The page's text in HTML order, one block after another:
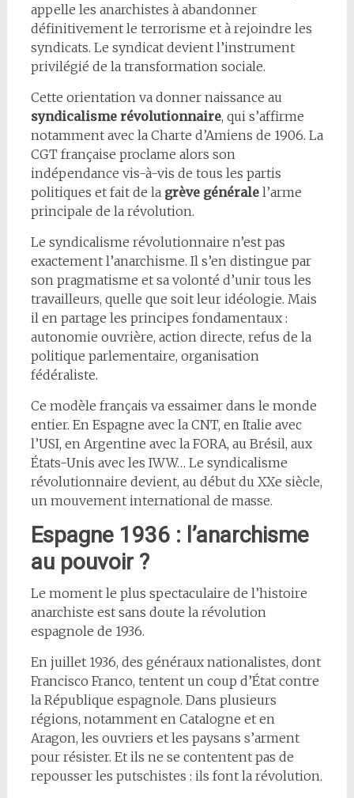
appelle les anarchistes à abandonner
définitivement le terrorisme et à rejoindre les
syndicats. Le syndicat devient l’instrument
privilégié de la transformation sociale.
Cette orientation va donner naissance au
syndicalisme révolutionnaire, qui s’affirme
notamment avec la Charte d’Amiens de 1906. La
CGT française proclame alors son
indépendance vis-à-vis de tous les partis
politiques et fait de la grève généralel’arme
principale de la révolution.
Le syndicalisme révolutionnaire n’est pas
exactement l’anarchisme. Il s’en distingue par
son pragmatisme et sa volonté d’unir tous les
travailleurs, quelle que soit leur idéologie. Mais
il en partage les principes fondamentaux :
autonomie ouvrière, action directe, refus de la
politique parlementaire, organisation
fédéraliste.
Ce modèle français va essaimer dans le monde
entier. En Espagne avec la CNT, en Italie avec
l’USI, en Argentine avec la FORA, au Brésil, aux
États-Unis avec les IWW… Le syndicalisme
révolutionnaire devient, au début du XXe siècle,
un mouvement international de masse.
Espagne 1936 : l’anarchisme
au pouvoir ?
Le moment le plus spectaculaire de l’histoire
anarchiste est sans doute la révolution
espagnole de 1936.
En juillet 1936, des généraux nationalistes, dont
Francisco Franco, tentent un coup d’État contre
la République espagnole. Dans plusieurs
régions, notamment en Catalogne et en
Aragon, les ouvriers et les paysans s’arment
pour résister. Et ils ne se contentent pas de
repousser les putschistes : ils font la révolution.